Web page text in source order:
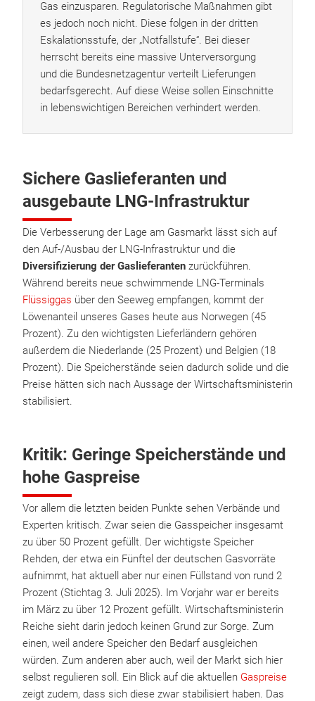
Gas einzusparen. Regulatorische Maßnahmen gibt
es jedoch noch nicht. Diese folgen in der dritten
Eskalationsstufe, der „Notfallstufe“. Bei dieser
herrscht bereits eine massive Unterversorgung
und die Bundesnetzagentur verteilt Lieferungen
bedarfsgerecht. Auf diese Weise sollen Einschnitte
in lebenswichtigen Bereichen verhindert werden.
Sichere Gaslieferanten und
ausgebaute LNG-Infrastruktur
Die Verbesserung der Lage am Gasmarkt lässt sich auf
den Auf-/Ausbau der LNG-Infrastruktur und die
Diversifizierung der Gaslieferanten zurückführen.
Während bereits neue schwimmende LNG-Terminals
Flüssiggas über den Seeweg empfangen, kommt der
Löwenanteil unseres Gases heute aus Norwegen (45
Prozent). Zu den wichtigsten Lieferländern gehören
außerdem die Niederlande (25 Prozent) und Belgien (18
Prozent). Die Speicherstände seien dadurch solide und die
Preise hätten sich nach Aussage der Wirtschaftsministerin
stabilisiert.
Kritik: Geringe Speicherstände und
hohe Gaspreise
Vor allem die letzten beiden Punkte sehen Verbände und
Experten kritisch. Zwar seien die Gasspeicher insgesamt
zu über 50 Prozent gefüllt. Der wichtigste Speicher
Rehden, der etwa ein Fünftel der deutschen Gasvorräte
aufnimmt, hat aktuell aber nur einen Füllstand von rund 2
Prozent (Stichtag 3. Juli 2025). Im Vorjahr war er bereits
im März zu über 12 Prozent gefüllt. Wirtschaftsministerin
Reiche sieht darin jedoch keinen Grund zur Sorge. Zum
einen, weil andere Speicher den Bedarf ausgleichen
würden. Zum anderen aber auch, weil der Markt sich hier
selbst regulieren soll. Ein Blick auf die aktuellen Gaspreise
zeigt zudem, dass sich diese zwar stabilisiert haben. Das